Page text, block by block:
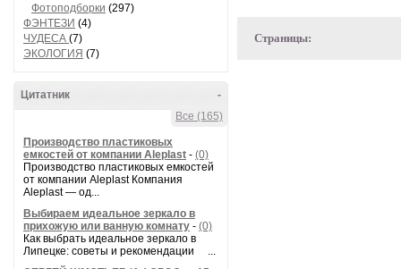
Фотоподборки (297)
ФЭНТЕЗИ (4)
ЧУДЕСА (7)
ЭКОЛОГИЯ (7)
-
Цитатник
Все (165)
Производство пластиковых
емкостей от компании Aleplast - (0)
Производство пластиковых емкостей
от компании Aleplast Компания
Aleplast — од...
Выбираем идеальное зеркало в
прихожую или ванную комнату - (0)
Как выбрать идеальное зеркало в
Липецке: советы и рекомендации ...
Страницы: